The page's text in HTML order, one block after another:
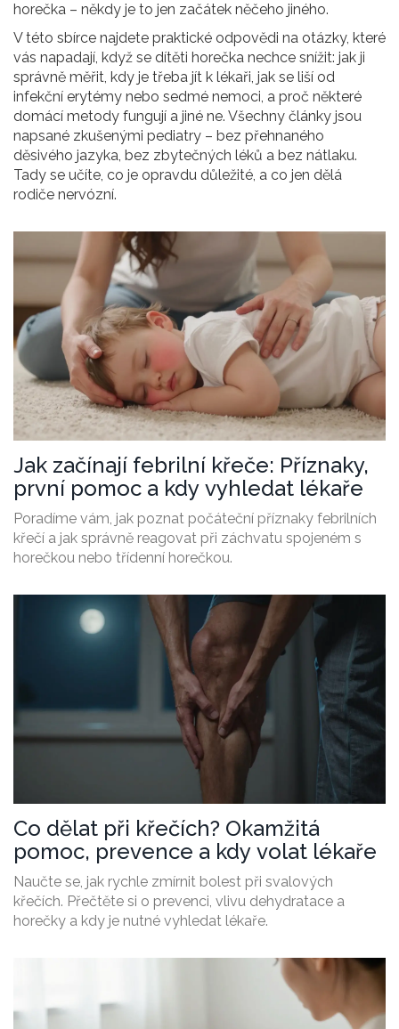
horečka – někdy je to jen začátek něčeho jiného.
V této sbírce najdete praktické odpovědi na otázky, které
vás napadají, když se dítěti horečka nechce snížit: jak ji
správně měřit, kdy je třeba jít k lékaři, jak se liší od
infekční erytémy nebo sedmé nemoci, a proč některé
domácí metody fungují a jiné ne. Všechny články jsou
napsané zkušenými pediatry – bez přehnaného
děsivého jazyka, bez zbytečných léků a bez nátlaku.
Tady se učíte, co je opravdu důležité, a co jen dělá
rodiče nervózní.
Jak začínají febrilní křeče: Příznaky,
první pomoc a kdy vyhledat lékaře
Poradíme vám, jak poznat počáteční příznaky febrilních
křečí a jak správně reagovat při záchvatu spojeném s
horečkou nebo třídenní horečkou.
Co dělat při křečích? Okamžitá
pomoc, prevence a kdy volat lékaře
Naučte se, jak rychle zmírnit bolest při svalových
křečích. Přečtěte si o prevenci, vlivu dehydratace a
horečky a kdy je nutné vyhledat lékaře.